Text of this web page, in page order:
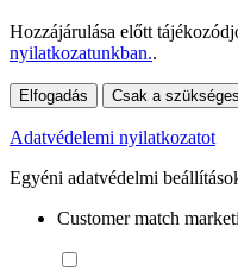
Hozzájárulása előtt
nyilatkozatunkban..
Elfogadás Csak a szükséges
Adatvédelemi nyilatkozatot
Egyéni adatvédelmi
Customer match